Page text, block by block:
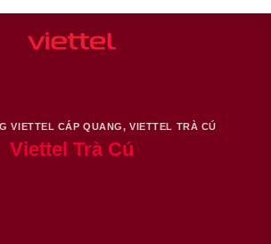
VIETTEL CÁP QUANG,VIETTEL TRÀ CÚ
Viettel Trà Cú